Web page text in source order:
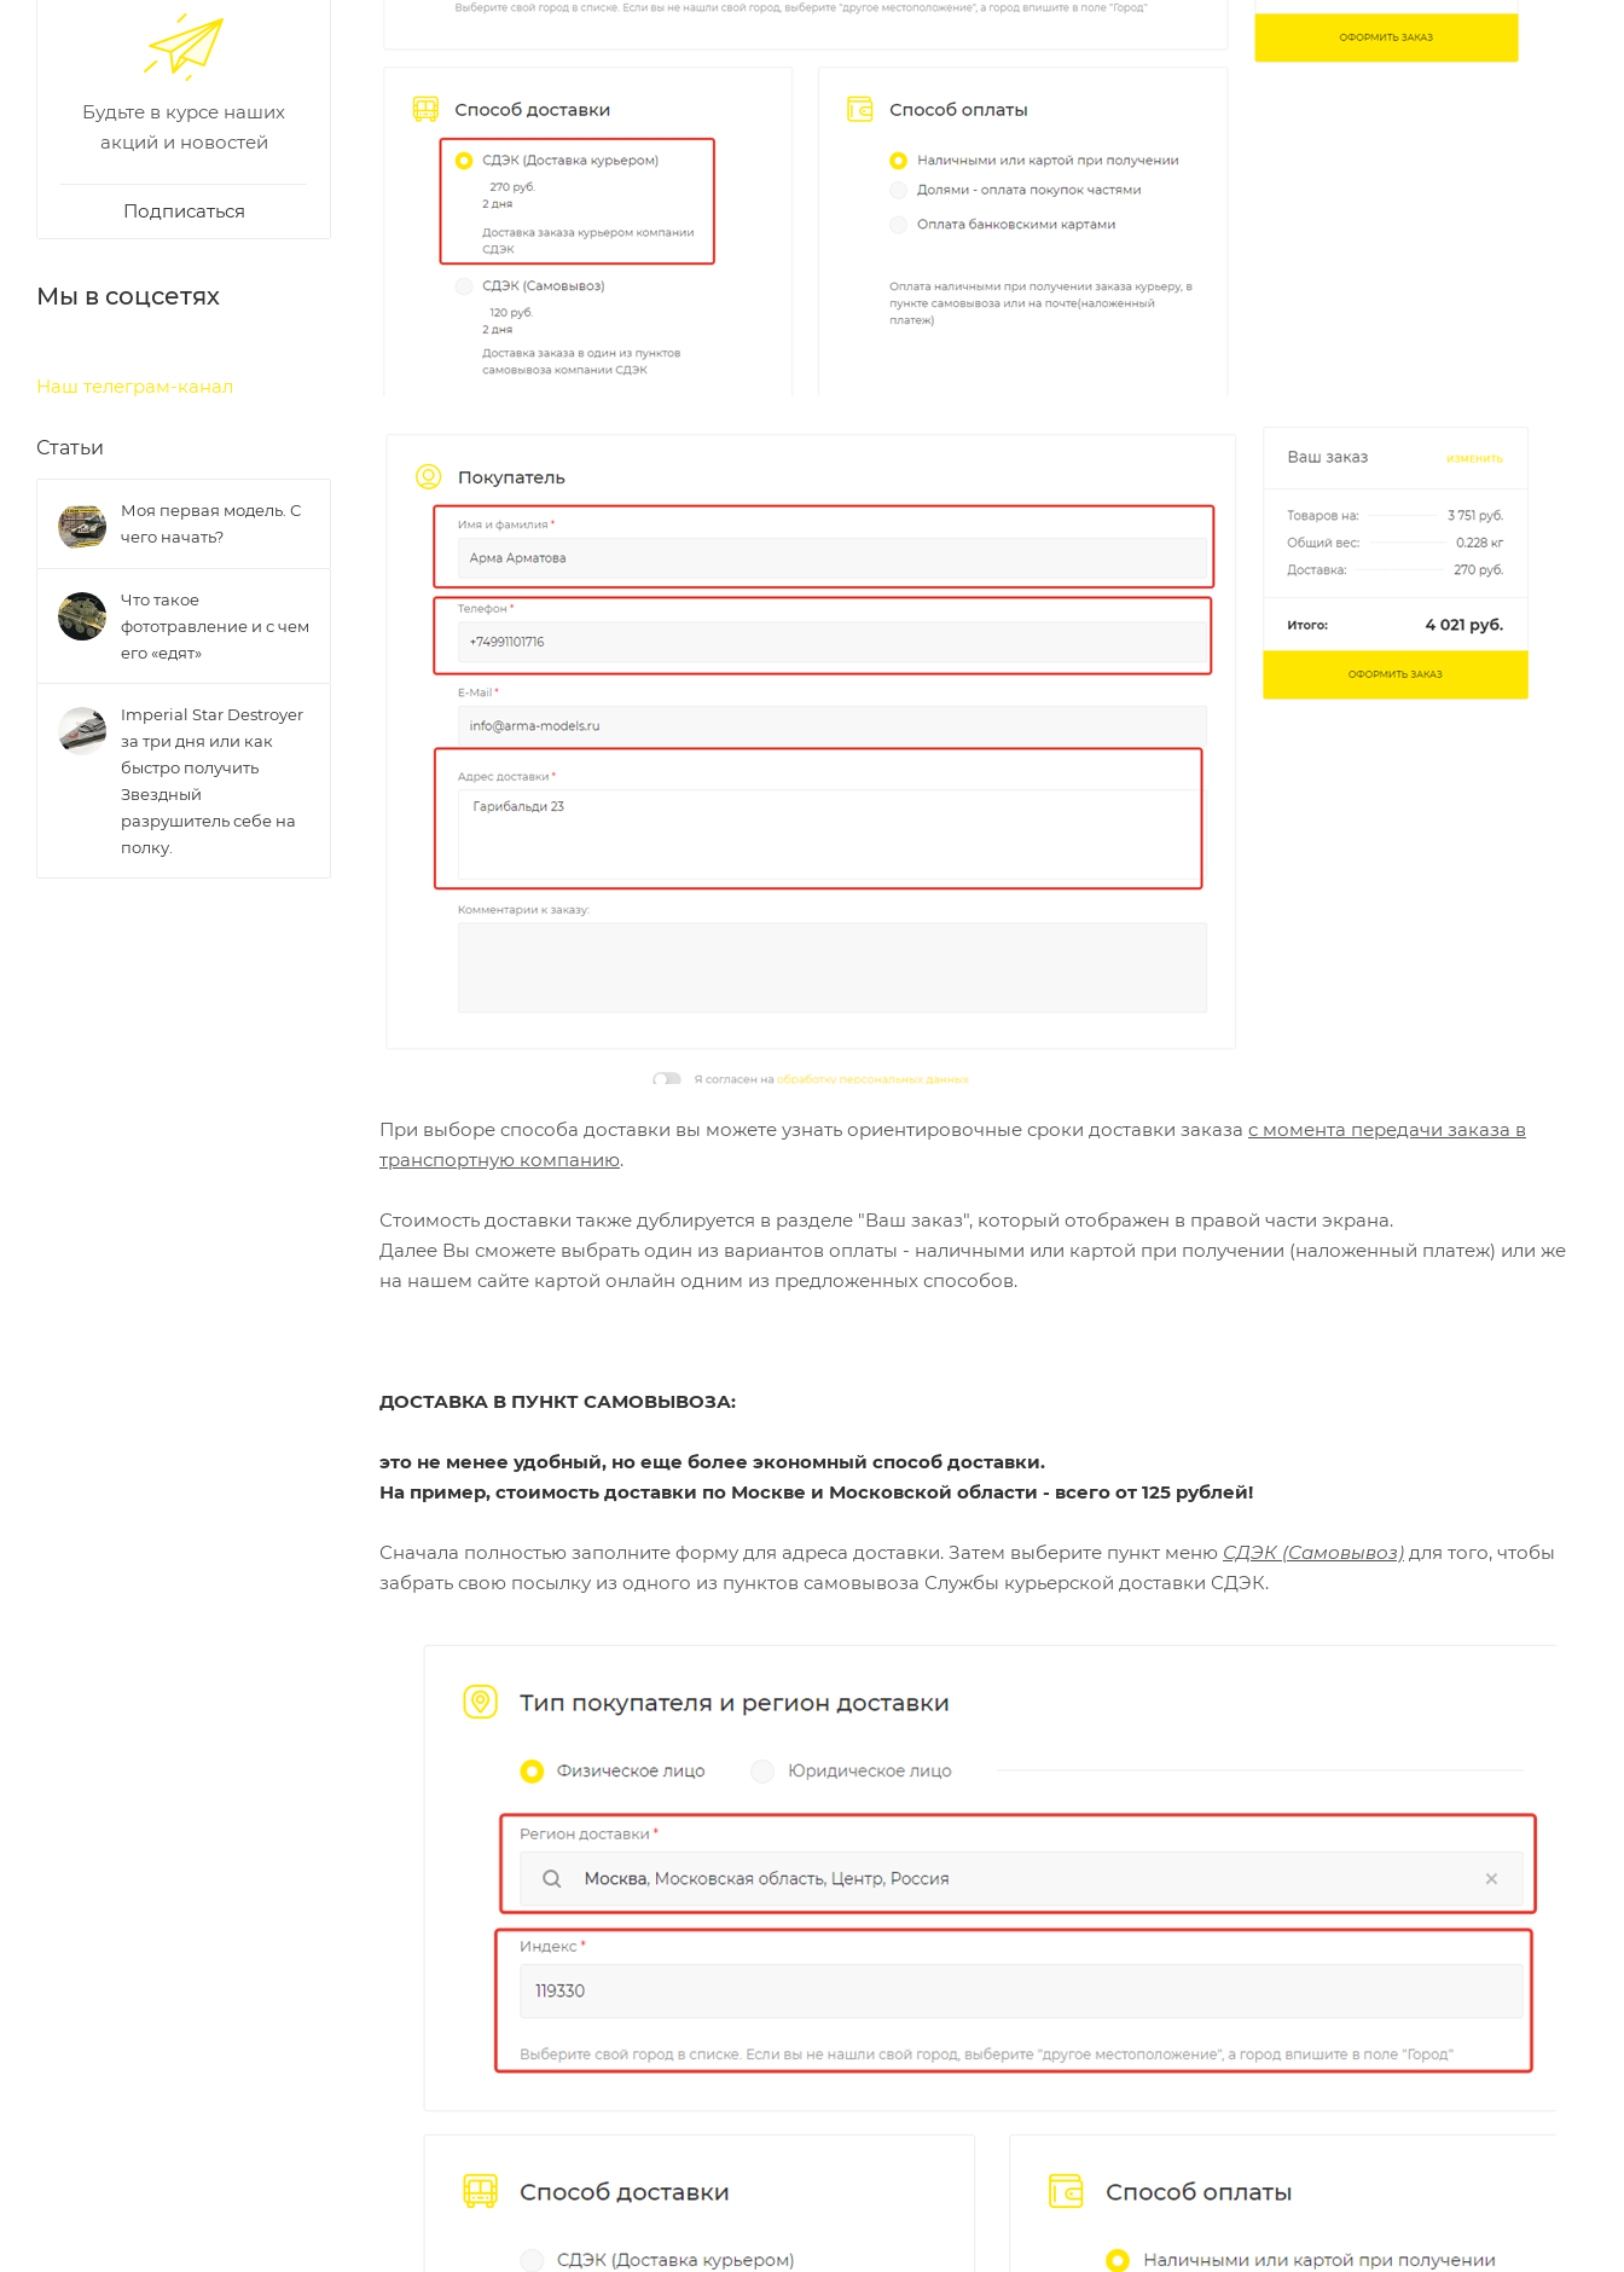
При выборе способа доставки вы можете узнать ориентировочные сроки доставки заказа с момента передачи заказа в
транспортную компанию.
Стоимость доставки также дублируется в разделе "Ваш заказ", который отображен в правой части экрана.
Далее Вы сможете выбрать один из вариантов оплаты - наличными или картой при получении (наложенный платеж) или же
на нашем сайте картой онлайн одним из предложенных способов.
ДОСТАВКА В ПУНКТ САМОВЫВОЗА:
это не менее удобный, но еще более экономный способ доставки.
На пример, стоимость доставки по Москве и Московской области - всего от 125 рублей!
Сначала полностью заполните форму для адреса доставки. Затем выберите пункт меню СДЭК (Самовывоз) для того, чтобы
забрать свою посылку из одного из пунктов самовывоза Службы курьерской доставки СДЭК.
Будьте в курсе наших
акций и новостей
Подписаться
Мы в соцсетях
Наш телеграм-канал
Статьи
Моя первая модель. С
чего начать?
Что такое
фототравление и с чем
его «едят»
Imperial Star Destroyer
за три дня или как
быстро получить
Звездный
разрушитель себе на
полку.